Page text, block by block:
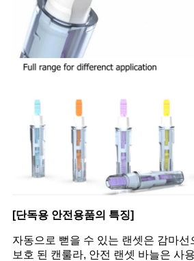
[단독용 안전용품의 특징]
자동으로 뻗을 수 있는 랜셋은 감마선
보호 된 캔룰라, 안전 랜셋 바늘은 사